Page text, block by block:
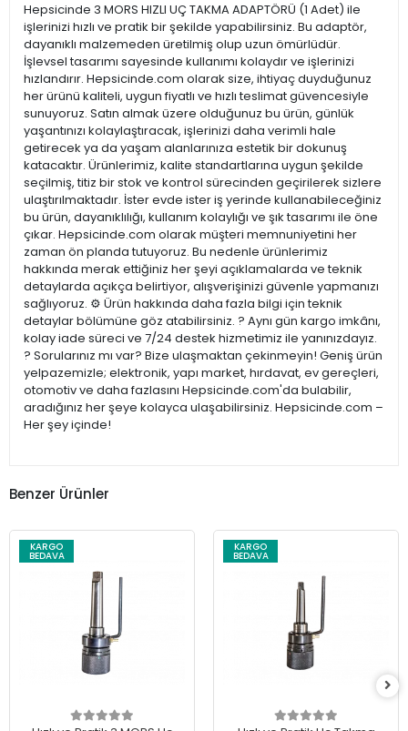
Hepsicinde 3 MORS HIZLI UÇ TAKMA ADAPTÖRÜ (1 Adet) ile
işlerinizi hızlı ve pratik bir şekilde yapabilirsiniz. Bu adaptör,
dayanıklı malzemeden üretilmiş olup uzun ömürlüdür.
İşlevsel tasarımı sayesinde kullanımı kolaydır ve işlerinizi
hızlandırır. Hepsicinde.com olarak size, ihtiyaç duyduğunuz
her ürünü kaliteli, uygun fiyatlı ve hızlı teslimat güvencesiyle
sunuyoruz. Satın almak üzere olduğunuz bu ürün, günlük
yaşantınızı kolaylaştıracak, işlerinizi daha verimli hale
getirecek ya da yaşam alanlarınıza estetik bir dokunuş
katacaktır. Ürünlerimiz, kalite standartlarına uygun şekilde
seçilmiş, titiz bir stok ve kontrol sürecinden geçirilerek sizlere
ulaştırılmaktadır. İster evde ister iş yerinde kullanabileceğiniz
bu ürün, dayanıklılığı, kullanım kolaylığı ve şık tasarımı ile öne
çıkar. Hepsicinde.com olarak müşteri memnuniyetini her
zaman ön planda tutuyoruz. Bu nedenle ürünlerimiz
hakkında merak ettiğiniz her şeyi açıklamalarda ve teknik
detaylarda açıkça belirtiyor, alışverişinizi güvenle yapmanızı
sağlıyoruz. ⚙️ Ürün hakkında daha fazla bilgi için teknik
detaylar bölümüne göz atabilirsiniz. ? Aynı gün kargo imkânı,
kolay iade süreci ve 7/24 destek hizmetimiz ile yanınızdayız.
? Sorularınız mı var? Bize ulaşmaktan çekinmeyin! Geniş ürün
yelpazemizle; elektronik, yapı market, hırdavat, ev gereçleri,
otomotiv ve daha fazlasını Hepsicinde.com'da bulabilir,
aradığınız her şeye kolayca ulaşabilirsiniz. Hepsicinde.com –
Her şey içinde!
Benzer Ürünler
KARGO
BEDAVA
KARGO
BEDAVA